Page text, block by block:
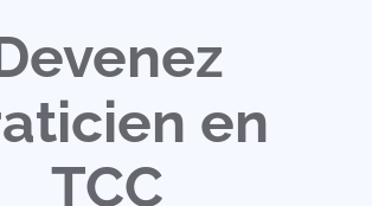
en
TCC